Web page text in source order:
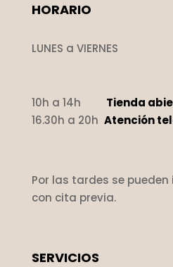
HORARIO
LUNES a VIERNES
10h a 14h Tienda
16.30h a 20h Atención
Por las tardes se
con cita previa.
SERVICIOS